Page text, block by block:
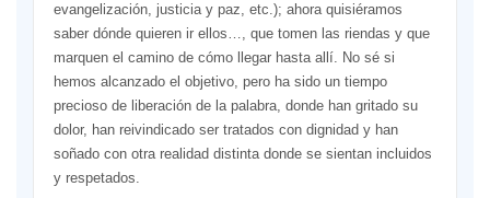
evangelización, justicia y paz, etc.); ahora quisiéramos
saber dónde quieren ir ellos…, que tomen las riendas y que
marquen el camino de cómo llegar hasta allí. No sé si
hemos alcanzado el objetivo, pero ha sido un tiempo
precioso de liberación de la palabra, donde han gritado su
dolor, han reivindicado ser tratados con dignidad y han
soñado con otra realidad distinta donde se sientan incluidos
y respetados.